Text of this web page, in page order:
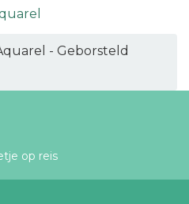
- Geborsteld
op reis